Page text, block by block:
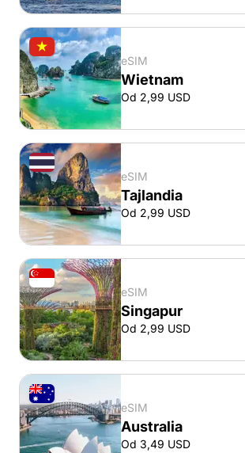
eSIM
Wietnam
Od 2,99 USD
eSIM
Tajlandia
Od 2,99 USD
eSIM
Singapur
Od 2,99 USD
eSIM
Australia
Od 3,49 USD